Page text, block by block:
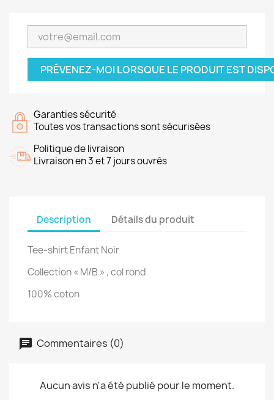
PRÉVENEZ-MOI LORSQUE LE PRODUIT EST
Garanties sécurité
Toutes vos transactions sont sécurisées
Politique de livraison
Livraison en 3 et 7 jours ouvrés
Description Détails du produit
Tee-shirt Enfant Noir
Collection « M/B » , col rond
100% coton
Commentaires (0)
Aucun avis n'a été publié pour le moment.